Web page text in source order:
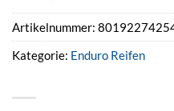
Artikelnummer:
Kategorie: Enduro Reifen